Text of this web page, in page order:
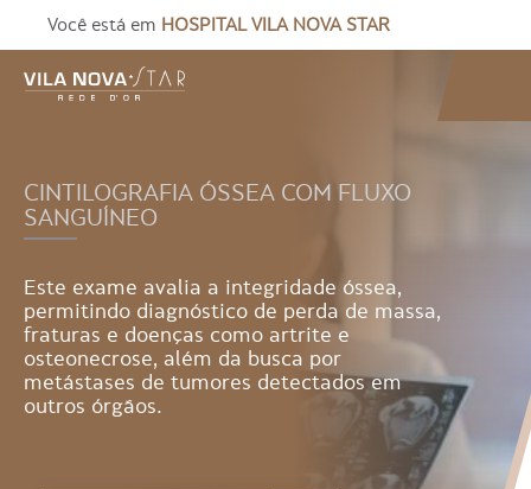
Você está em HOSPITAL VILA NOVA STAR
CINTILOGRAFIA ÓSSEA COM FLUXO
SANGUÍNEO
Este exame avalia a integridade óssea,
permitindo diagnóstico de perda de massa,
fraturas e doenças como artrite e
osteonecrose, além da busca por
metástases de tumores detectados em
outros órgãos.